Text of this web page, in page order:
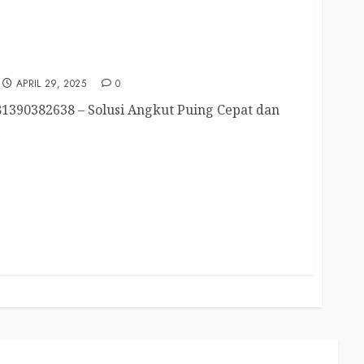
APRIL 29, 2025 0
– Solusi Angkut Puing Cepat dan